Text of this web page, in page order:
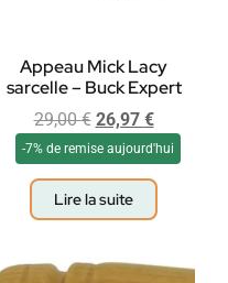
Appeau Mick Lacy
sarcelle – Buck Expert
29,00€ 26,97 €
-7% de remise aujourd'hui
Lire la suite